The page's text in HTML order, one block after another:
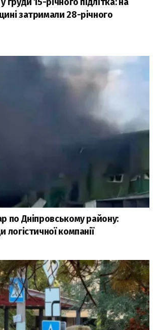
затримали 28-річного
по Дніпровському району:
компанії